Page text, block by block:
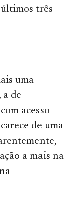
três
uma
de
acesso
de uma
a mais na